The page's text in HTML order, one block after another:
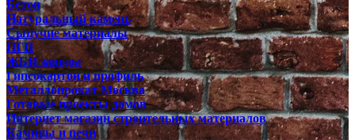
Бетон
Натуральный камень
Сыпучие материалы
ПГП
ЖБИ заводы
Гипсокартон и профиль
Металлопрокат Москва
Готовые проекты домов
Интернет магазин строительных материалов
Камины и печи